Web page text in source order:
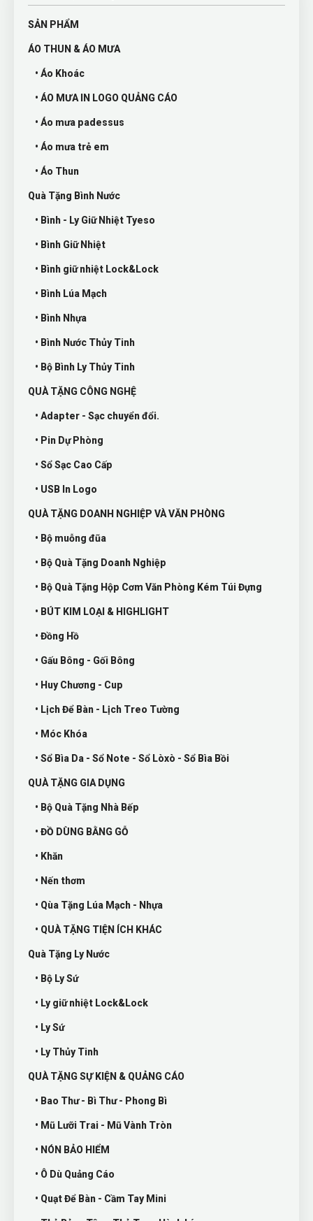
SẢN PHẨM
ÁO THUN & ÁO MƯA
• Áo Khoác
• ÁO MƯA IN LOGO QUẢNG CÁO
• Áo mưa padessus
• Áo mưa trẻ em
• Áo Thun
Quà Tặng Bình Nước
• Bình - Ly Giữ Nhiệt Tyeso
• Bình Giữ Nhiệt
• Bình giữ nhiệt Lock&Lock
• Bình Lúa Mạch
• Bình Nhựa
• Bình Nước Thủy Tinh
• Bộ Bình Ly Thủy Tinh
QUÀ TẶNG CÔNG NGHỆ
• Adapter - Sạc chuyển đổi.
• Pin Dự Phòng
• Sổ Sạc Cao Cấp
• USB In Logo
QUÀ TẶNG DOANH NGHIỆP VÀ VĂN PHÒNG
• Bộ muỗng đũa
• Bộ Quà Tặng Doanh Nghiệp
• Bộ Quà Tặng Hộp Cơm Văn Phòng Kém Túi Đựng
• BÚT KIM LOẠI & HIGHLIGHT
• Đồng Hồ
• Gấu Bông - Gối Bông
• Huy Chương - Cup
• Lịch Để Bàn - Lịch Treo Tường
• Móc Khóa
• Sổ Bìa Da - Sổ Note - Sổ Lòxò - Sổ Bìa Bồi
QUÀ TẶNG GIA DỤNG
• Bộ Quà Tặng Nhà Bếp
• ĐỒ DÙNG BẰNG GỖ
• Khăn
• Nến thơm
• Qùa Tặng Lúa Mạch - Nhựa
• QUÀ TẶNG TIỆN ÍCH KHÁC
Quà Tặng Ly Nước
• Bộ Ly Sứ
• Ly giữ nhiệt Lock&Lock
• Ly Sứ
• Ly Thủy Tinh
QUÀ TẶNG SỰ KIỆN & QUẢNG CÁO
• Bao Thư - Bì Thư - Phong Bì
• Mũ Lưỡi Trai - Mũ Vành Tròn
• NÓN BẢO HIỂM
• Ô Dù Quảng Cáo
• Quạt Để Bàn - Cầm Tay Mini